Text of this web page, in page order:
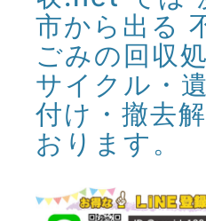
市から出る
ごみの回収
サイクル・
付け・撤去
おります。